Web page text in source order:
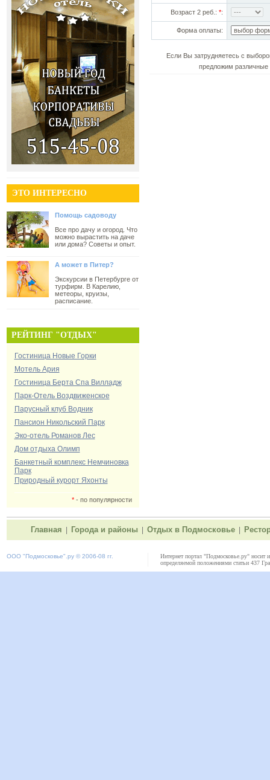
ЭТО ИНТЕРЕСНО
Помощь садоводу
Все про дачу и огород. Что
можно вырастить на даче
или дома? Советы и опыт.
А может в Питер?
Экскурсии в Петербурге от
турфирм. В Карелию,
метеоры, круизы,
расписание.
РЕЙТИНГ "ОТДЫХ"
Гостиница Новые Горки
Мотель Ария
Гостиница Берта Спа Вилладж
Парк-Отель Воздвиженское
Парусный клуб Водник
Пансион Никольский Парк
Эко-отель Романов Лес
Дом отдыха Олимп
Банкетный комплекс Немчиновка
Парк
Природный курорт Яхонты
*- по популярности
Возраст 2 реб.: *:
Форма оплаты:
Если Вы затрудняетесь с
предложим различные
Главная Города и районы Отдых в Подмосковье
ООО "Подмосковье" .ру © 2006-08 гг.
Интернет портал "Подмосковье.ру" носит
определяемой положениями статьи 437